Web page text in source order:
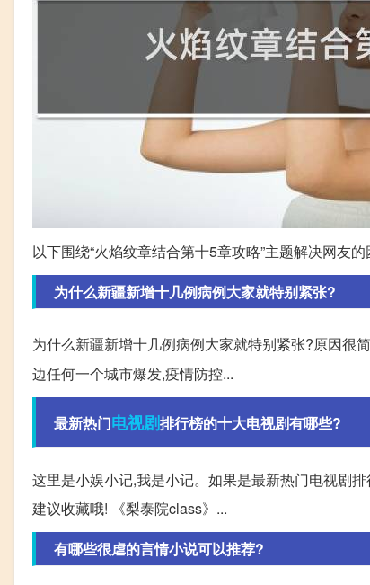
以下围绕“火焰纹章结合第十5章攻略”主题解决网友
为什么新疆新增十几例病例大家就特别紧张?
为什么新疆新增十几例病例大家就特别紧张?原因很
边任何一个城市爆发,疫情防控...
最新热门电视剧排行榜的十大电视剧有哪些?
这里是小娱小记,我是小记。如果是最新热门电视剧
建议收藏哦! 《梨泰院class》...
有哪些很虐的言情小说可以推荐?